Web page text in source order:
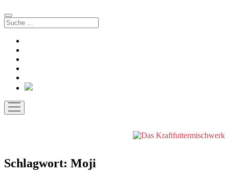
Suchen
Bluesky
Menü
öffnen
Schlagwort: Moji